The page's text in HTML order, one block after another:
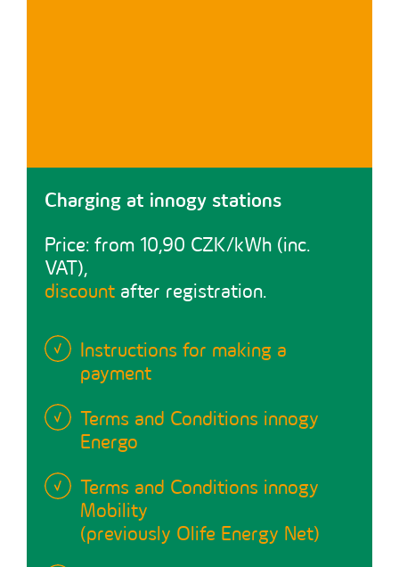
Charging at innogy stations
Price: from 10,90 CZK/kWh (inc.
VAT),
discount after registration.
Instructions for making a
payment
Terms and Conditions innogy
Energo
Terms and Conditions innogy
Mobility
(previously Olife Energy Net)